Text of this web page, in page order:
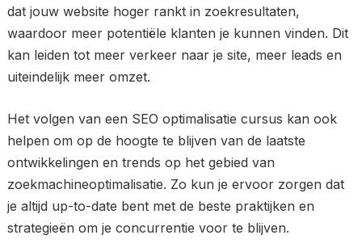
dat jouw website hoger rankt in zoekresultaten,
waardoor meer potentiële klanten je kunnen vinden. Dit
kan leiden tot meer verkeer naar je site, meer leads en
uiteindelijk meer omzet.
Het volgen van een SEO optimalisatie cursus kan ook
helpen om op de hoogte te blijven van de laatste
ontwikkelingen en trends op het gebied van
zoekmachineoptimalisatie. Zo kun je ervoor zorgen dat
je altijd up-to-date bent met de beste praktijken en
strategieën om je concurrentie voor te blijven.